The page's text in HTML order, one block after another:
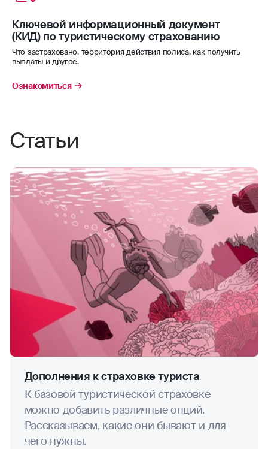
водные лыжи
водное поло
гребля (академическая, на байдарках
и каноэ)
гребной слалом
занятия горными лыжами
дайвинг (если иное не предусмотрено
диггерство
джиппинг
капоэйра
каякинг
Страховая сумма – 50 000 $/€.
Ключевой информационный документ
(КИД) по туристическому страхованию
Что застраховано, территория действия полиса, как получить
выплаты и другое.
Ознакомиться
Статьи
Дополнения к страховке туриста
К базовой туристической страховке
можно добавить различные опций.
Рассказываем, какие они бывают и для
чего нужны.